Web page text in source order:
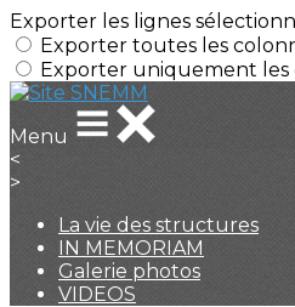
Exporter les lignes
Exporter toutes les
Exporter uniquement les
Menu
<
>
La vie des structures
IN MEMORIAM
Galerie photos
VIDEOS